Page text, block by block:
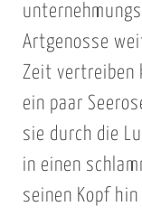
Artgenosse
Zeit vertreiben
ein paar
sie durch die
in einen
seinen Kopf